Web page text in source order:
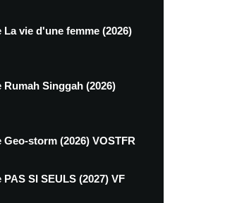
La vie d'une femme (2026)
Rumah Singgah (2026)
storm (2026) VOSTFR
SI SEULS (2027) VF